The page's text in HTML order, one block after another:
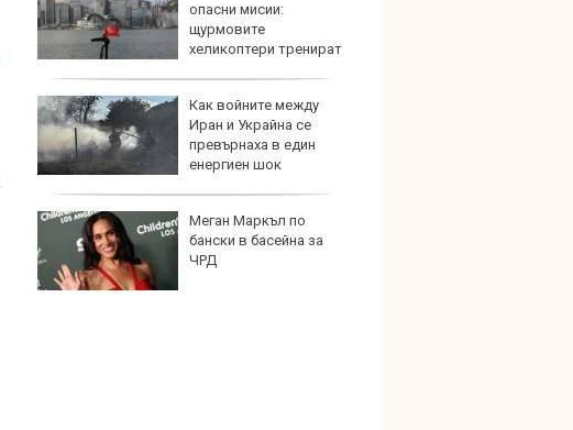
опасни мисии:
щурмовите
хеликоптери тренират
Как войните между
Иран и Украйна се
превърнаха в един
енергиен шок
Меган Маркъл по
бански в басейна за
ЧРД